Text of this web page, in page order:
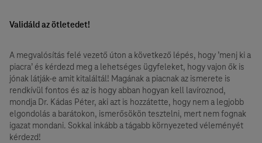
Validáld az ötletedet!
A megvalósítás felé vezető úton a következő lépés, hogy ’menj ki a
piacra’ és kérdezd meg a lehetséges ügyfeleket, hogy vajon ők is
jónak látják-e amit kitaláltál! Magának a piacnak az ismerete is
rendkívül fontos és az is hogy abban hogyan kell lavíroznod,
mondja Dr. Kádas Péter, aki azt is hozzátette, hogy nem a legjobb
elgondolás a barátokon, ismerősökön tesztelni, mert nem fognak
igazat mondani. Sokkal inkább a tágabb környezeted véleményét
kérdezd!